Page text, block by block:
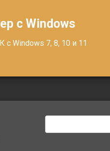
с Windows
Windows 7, 8, 10 и 11